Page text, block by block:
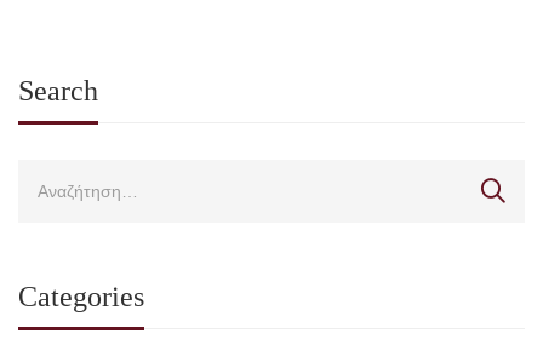
Search
Categories